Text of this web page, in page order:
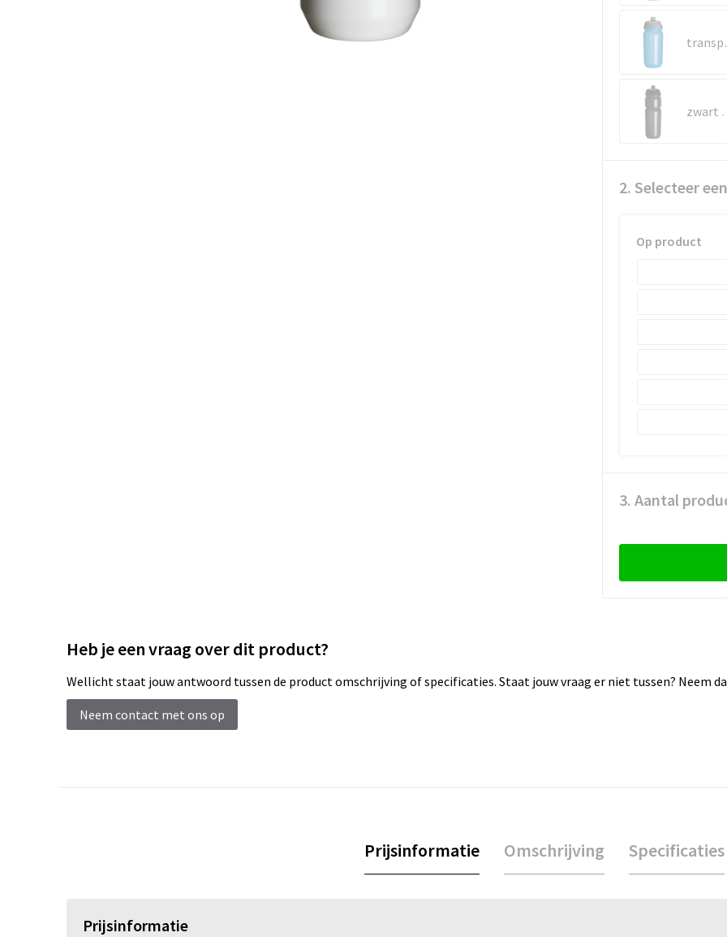
2. Selecteer
Op product
3. Aantal
Heb je een vraag over dit product?
Wellicht staat jouw antwoord tussen de product omschrijving of specificaties. Staat jouw vraag er niet tussen? Neem
Neem contact met ons op
Prijsinformatie Omschrijving Specificaties
Prijsinformatie